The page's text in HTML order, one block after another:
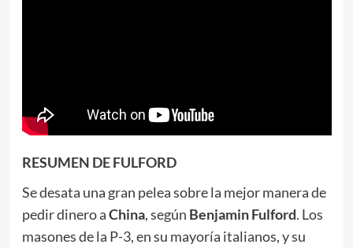
RESUMEN DE FULFORD
Se desata una gran pelea sobre la mejor manera de
pedir dinero aChina, según Benjamin Fulford. Los
masones de la P-3, en su mayoría italianos, y su